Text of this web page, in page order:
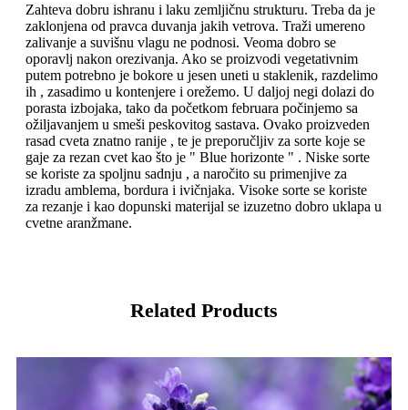
Zahteva dobru ishranu i laku zemljičnu strukturu. Treba da je
zaklonjena od pravca duvanja jakih vetrova. Traži umereno
zalivanje a suvišnu vlagu ne podnosi. Veoma dobro se
oporavlj nakon orezivanja. Ako se proizvodi vegetativnim
putem potrebno je bokore u jesen uneti u staklenik, razdelimo
ih , zasadimo u kontenjere i orežemo. U daljoj negi dolazi do
porasta izbojaka, tako da početkom februara počinjemo sa
ožiljavanjem u smeši peskovitog sastava. Ovako proizveden
rasad cveta znatno ranije , te je preporučljiv za sorte koje se
gaje za rezan cvet kao što je " Blue horizonte " . Niske sorte
se koriste za spoljnu sadnju , a naročito su primenjive za
izradu amblema, bordura i ivičnjaka. Visoke sorte se koriste
za rezanje i kao dopunski materijal se izuzetno dobro uklapa u
cvetne aranžmane.
Related Products